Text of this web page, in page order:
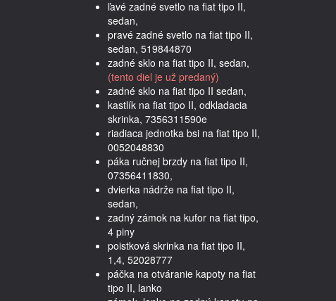
ľavé zadné svetlo na fiat tipo II,
sedan,
pravé zadné svetlo na fiat tipo II,
sedan, 519844870
zadné sklo na fiat tipo II, sedan,
(tento diel je už predaný)
zadné sklo na fiat tipo II sedan,
kastlík na fiat tipo II, odkladacia
skrinka, 7356311590e
riadiaca jednotka bsi na fiat tipo II,
0052048830
páka ručnej brzdy na fiat tipo II,
07356411830,
dvierka nádrže na fiat tipo II,
sedan,
zadný zámok na kufor na fiat tipo,
4 piny
poistková skrinka na fiat tipo II,
1,4, 52028777
páčka na otváranie kapoty na fiat
tipo II, lanko